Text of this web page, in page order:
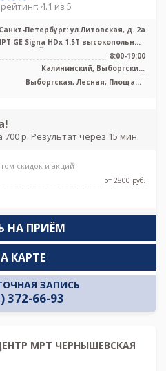
4.1 из 5
Санкт-Петербург: ул.Литовская, д. 2а
GЕ Signa HDx 1.5Т высокопольный
закрытый тип, МРТ Philips Ingenia ...
8:00-19:00
Калининский, Выборгский,
Красногвардейский
Выборгская, Лесная, Площадь
р. Результат через 15 мин.
скидок и акций
от 2800 pуб.
НА ПРИЁМ
ЗАПИСЬ
372-66-93
КАРТЕ
МРТ ЧЕРНЫШЕВСКАЯ